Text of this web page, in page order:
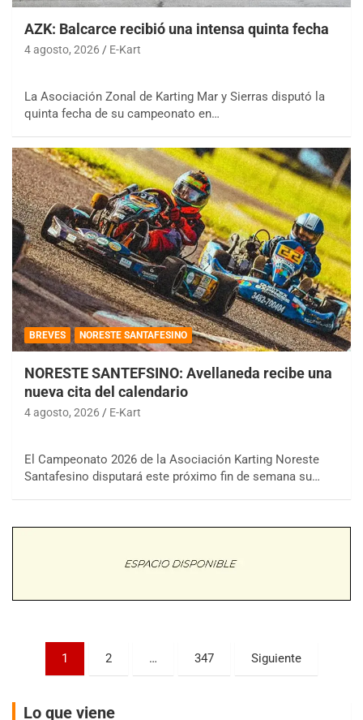
AZK: Balcarce recibió una intensa quinta fecha
4 agosto, 2026 E-Kart
La Asociación Zonal de Karting Mar y Sierras disputó la
quinta fecha de su campeonato en…
BREVES NORESTE SANTAFESINO
NORESTE SANTEFSINO: Avellaneda recibe una
nueva cita del calendario
4 agosto, 2026 E-Kart
El Campeonato 2026 de la Asociación Karting Noreste
Santafesino disputará este próximo fin de semana su…
Paginación
entradas
1 2 … 347 Siguiente
Lo que viene
15/16/17-AGO
Rubén Luis Di Palma (Asfalto)
AKPS - F6
Kartódromo AKPS (Asfalto)
Comodoro Rivadavia (Chubut)
CORDOBES ASFALTO - F7